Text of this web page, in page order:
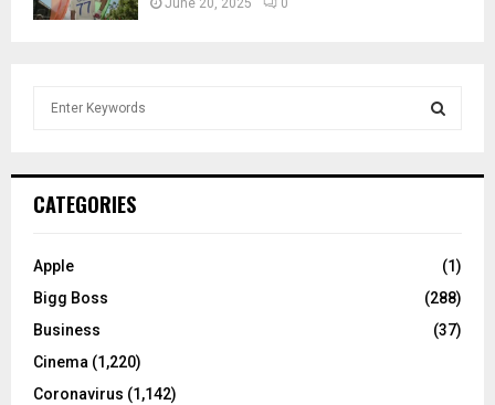
June 20, 2025 0
h
o
:
C
CATEGORIES
Apple
(1)
Bigg Boss
(288)
Business
(37)
Cinema (1,220)
Coronavirus (1,142)